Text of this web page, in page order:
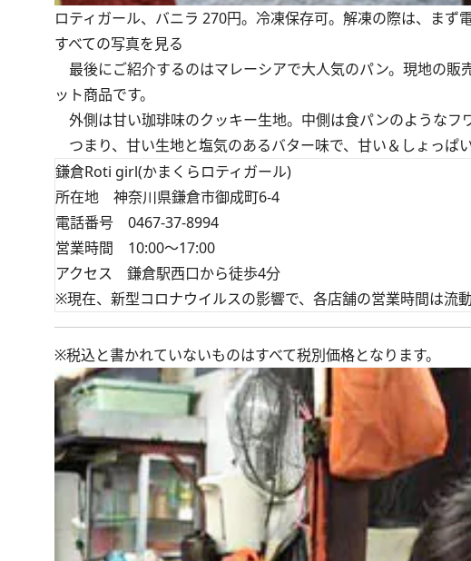
ロティガール、バニラ 270円。冷凍保存可。解凍の際は、まず
すべての写真を見る
最後にご紹介するのはマレーシアで大人気のパン。現地の販
ット商品です。
外側は甘い珈琲味のクッキー生地。中側は食パンのようなフ
つまり、甘い生地と塩気のあるバター味で、甘い＆しょっぱ
鎌倉Roti girl(かまくらロティガール)
所在地 神奈川県鎌倉市御成町6-4
電話番号 0467-37-8994
営業時間 10:00～17:00
アクセス 鎌倉駅西口から徒歩4分
※現在、新型コロナウイルスの影響で、各店舗の営業時間は流
※税込と書かれていないものはすべて税別価格となります。